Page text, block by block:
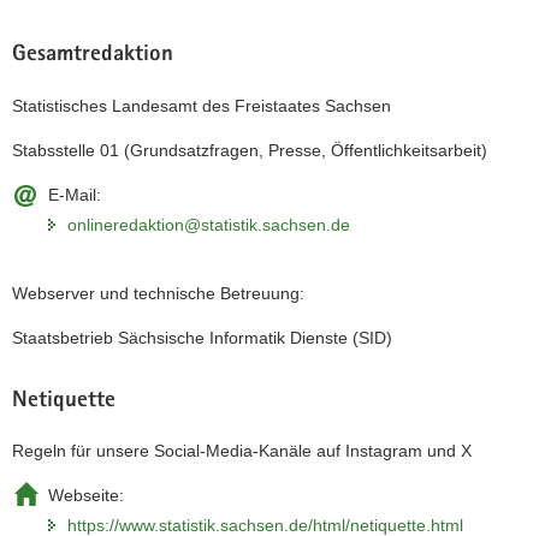
Gesamtredaktion
Statistisches Landesamt des Freistaates Sachsen
Stabsstelle 01 (Grundsatzfragen, Presse, Öffentlichkeitsarbeit)
E-Mail:
onlineredaktion@statistik.sachsen.de
Webserver und technische Betreuung:
Staatsbetrieb Sächsische Informatik Dienste (SID)
Netiquette
Regeln für unsere Social-Media-Kanäle auf Instagram und X
Webseite:
https://www.statistik.sachsen.de/html/netiquette.html